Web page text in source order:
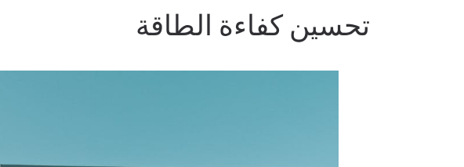
تحسين كفاءة الطاقة